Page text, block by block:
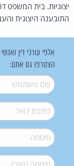
יצוגיות. בית המשפט
התובענה היצוגית
אלפי עורכי דין
הצטרפו גם אתם:
שם משתמש*
דואל*
סיסמה*
סיסמה (שוב)*